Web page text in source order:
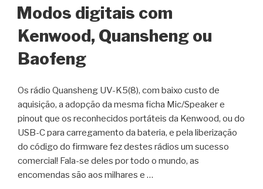
a
placa
de
CM108”
on
Modos digitais com
Kenwood, Quansheng ou
Baofeng
Os rádio Quansheng UV-K5(8), com baixo custo de
aquisição, a adopção da mesma ficha Mic/Speaker e
pinout que os reconhecidos portáteis da Kenwood, ou do
USB-C para carregamento da bateria, e pela liberização
do código do firmware fez destes rádios um sucesso
comercial! Fala-se deles por todo o mundo, as
encomendas são aos milhares e …